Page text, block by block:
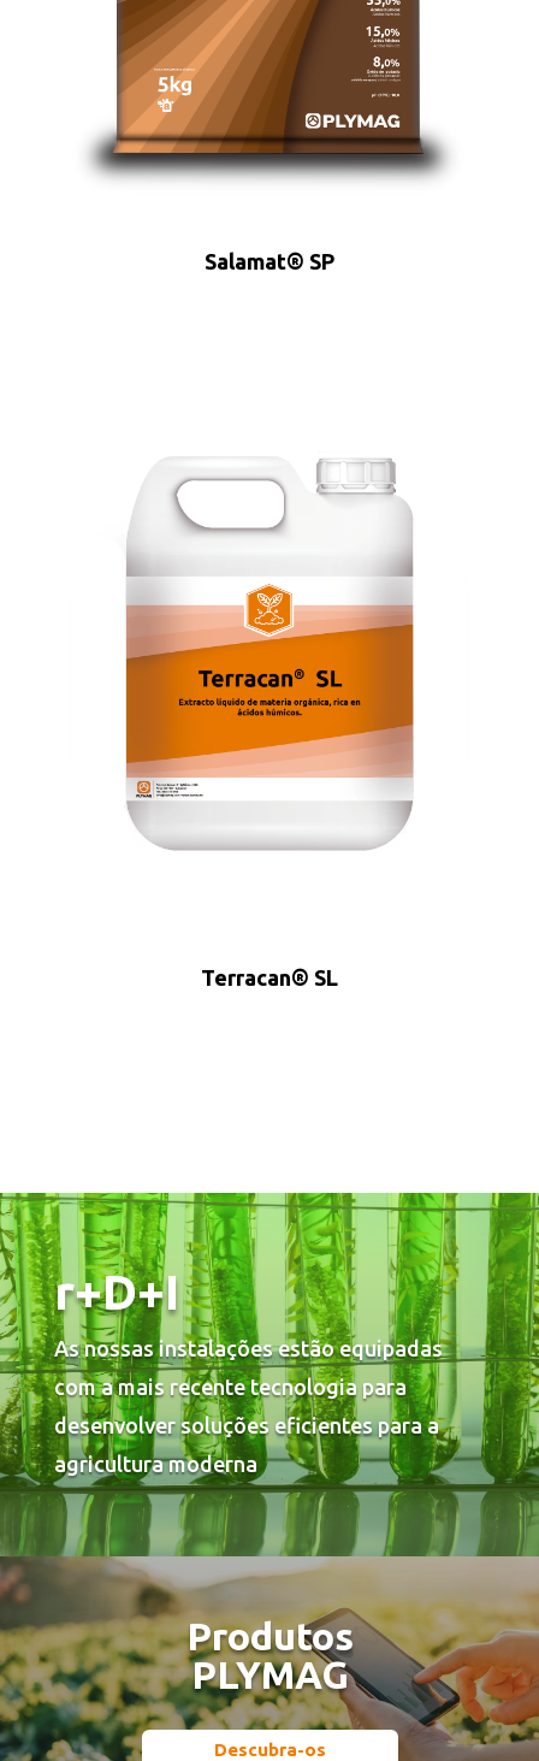
Salamat® SP
Terracan® SL
r+D+I
As nossas instalações estão equipadas
com a mais recente tecnologia para
desenvolver soluções eficientes para a
agricultura moderna
Produtos
PLYMAG
Descubra-os